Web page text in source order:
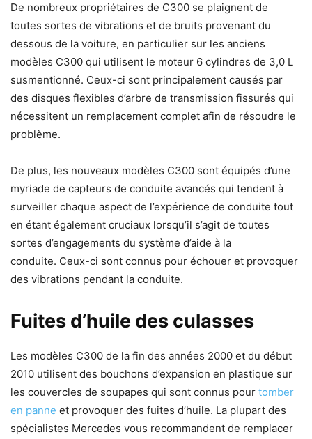
De nombreux propriétaires de C300 se plaignent de
toutes sortes de vibrations et de bruits provenant du
dessous de la voiture, en particulier sur les anciens
modèles C300 qui utilisent le moteur 6 cylindres de 3,0 L
susmentionné. Ceux-ci sont principalement causés par
des disques flexibles d’arbre de transmission fissurés qui
nécessitent un remplacement complet afin de résoudre le
problème.
De plus, les nouveaux modèles C300 sont équipés d’une
myriade de capteurs de conduite avancés qui tendent à
surveiller chaque aspect de l’expérience de conduite tout
en étant également cruciaux lorsqu’il s’agit de toutes
sortes d’engagements du système d’aide à la
conduite. Ceux-ci sont connus pour échouer et provoquer
des vibrations pendant la conduite.
Fuites d’huile des culasses
Les modèles C300 de la fin des années 2000 et du début
2010 utilisent des bouchons d’expansion en plastique sur
les couvercles de soupapes qui sont connus pour tomber
en panne et provoquer des fuites d’huile. La plupart des
spécialistes Mercedes vous recommandent de remplacer